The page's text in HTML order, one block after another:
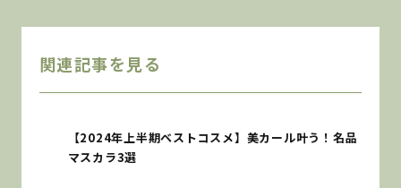
関連記事を見る
【2024年上半期ベストコスメ】美カール叶う！名品
マスカラ3選